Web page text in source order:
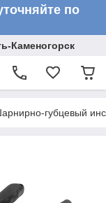
по
Каменогорск
губцевый